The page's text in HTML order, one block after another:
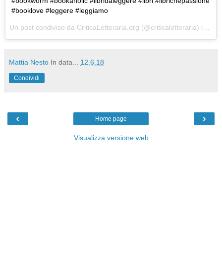
#booklove #leggere #leggiamo
Un post condiviso da CriticaLetteraria.org (@criticaletteraria) in data:
Mattia Nesto In data... 12.6.18
Condividi
‹ ›
Home page
Visualizza versione web